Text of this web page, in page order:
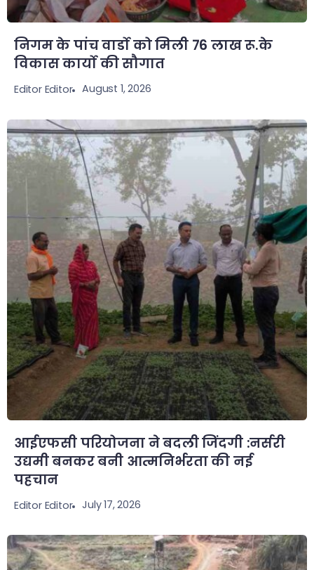
निगम के पांच वार्डो को मिली 76 लाख रू.के
विकास कार्यो की सौगात
Editor Editor August 1, 2026
आईएफसी परियोजना ने बदली जिंदगी :नर्सरी
उद्यमी बनकर बनी आत्मनिर्भरता की नई
पहचान
Editor Editor July 17, 2026